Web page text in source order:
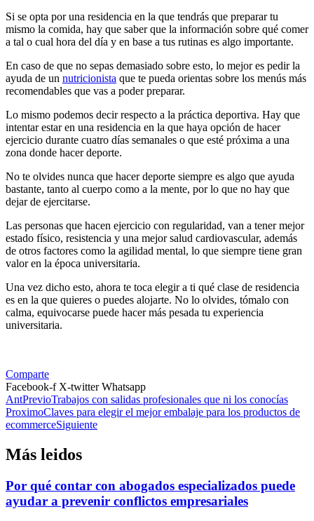
Si se opta por una residencia en la que tendrás que preparar tu
mismo la comida, hay que saber que la información sobre qué comer
a tal o cual hora del día y en base a tus rutinas es algo importante.
En caso de que no sepas demasiado sobre esto, lo mejor es pedir la
ayuda de un nutricionista que te pueda orientas sobre los menús más
recomendables que vas a poder preparar.
Lo mismo podemos decir respecto a la práctica deportiva. Hay que
intentar estar en una residencia en la que haya opción de hacer
ejercicio durante cuatro días semanales o que esté próxima a una
zona donde hacer deporte.
No te olvides nunca que hacer deporte siempre es algo que ayuda
bastante, tanto al cuerpo como a la mente, por lo que no hay que
dejar de ejercitarse.
Las personas que hacen ejercicio con regularidad, van a tener mejor
estado físico, resistencia y una mejor salud cardiovascular, además
de otros factores como la agilidad mental, lo que siempre tiene gran
valor en la época universitaria.
Una vez dicho esto, ahora te toca elegir a ti qué clase de residencia
es en la que quieres o puedes alojarte. No lo olvides, tómalo con
calma, equivocarse puede hacer más pesada tu experiencia
universitaria.
Comparte
Facebook-f X-twitter Whatsapp
AntPrevioTrabajos con salidas profesionales que ni los conocías
ProximoClaves para elegir el mejor embalaje para los productos de
ecommerceSiguiente
Más leidos
Por qué contar con abogados especializados puede
ayudar a prevenir conflictos empresariales